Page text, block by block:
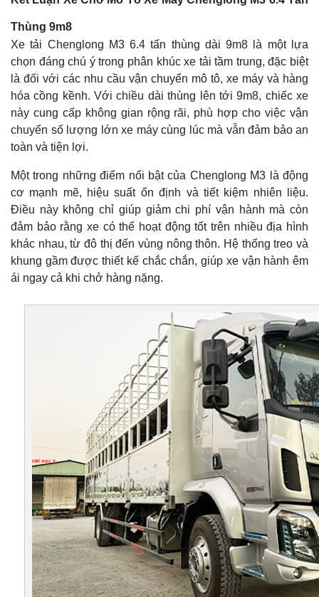
Thùng 9m8
Xe tải Chenglong M3 6.4 tấn thùng dài 9m8 là một lựa
chọn đáng chú ý trong phân khúc xe tải tầm trung, đặc biệt
là đối với các nhu cầu vận chuyển mô tô, xe máy và hàng
hóa cồng kềnh. Với chiều dài thùng lên tới 9m8, chiếc xe
này cung cấp không gian rộng rãi, phù hợp cho việc vận
chuyển số lượng lớn xe máy cùng lúc mà vẫn đảm bảo an
toàn và tiện lợi.
Một trong những điểm nổi bật của Chenglong M3 là động
cơ mạnh mẽ, hiệu suất ổn định và tiết kiệm nhiên liệu.
Điều này không chỉ giúp giảm chi phí vận hành mà còn
đảm bảo rằng xe có thể hoạt động tốt trên nhiều địa hình
khác nhau, từ đô thị đến vùng nông thôn. Hệ thống treo và
khung gầm được thiết kế chắc chắn, giúp xe vận hành êm
ái ngay cả khi chở hàng nặng.